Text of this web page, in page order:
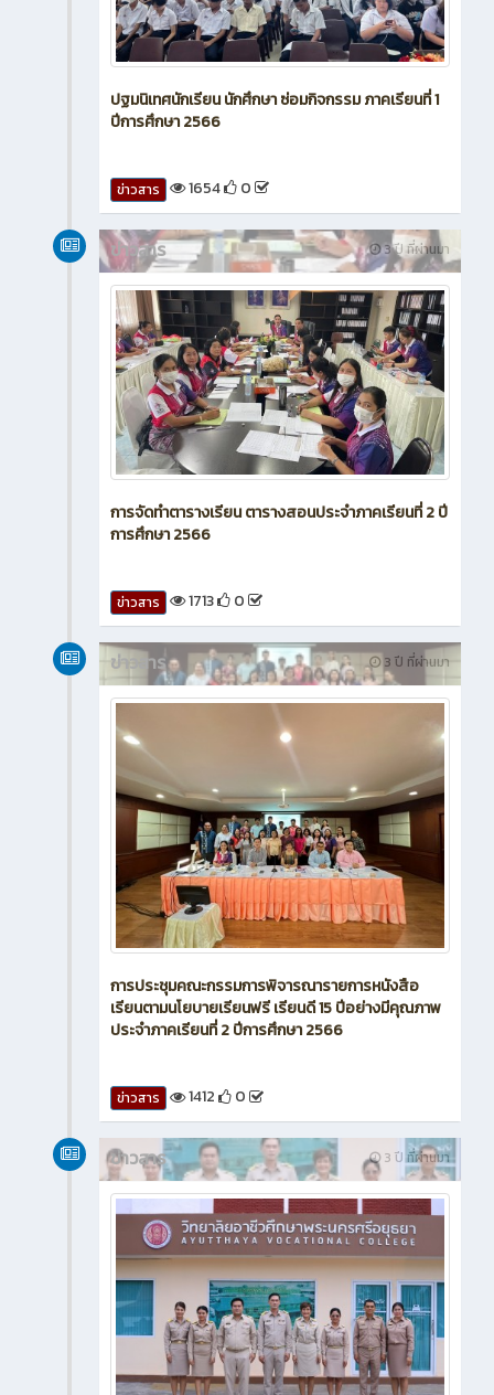
ปฐมนิเทศนักเรียน นักศึกษา ซ่อมกิจกรรม ภาคเรียนที่ 1
ปีการศึกษา 2566
ข่าวสาร 1654 0
3 ปี ที่ผ่านมา
ข่าวสาร
การจัดทำตารางเรียน ตารางสอนประจำภาคเรียนที่ 2 ปี
การศึกษา 2566
ข่าวสาร 1713 0
3 ปี ที่ผ่านมา
ข่าวสาร
การประชุมคณะกรรมการพิจารณารายการหนังสือ
เรียนตามนโยบายเรียนฟรี เรียนดี 15 ปีอย่างมีคุณภาพ
ประจำภาคเรียนที่ 2 ปีการศึกษา 2566
ข่าวสาร 1412 0
3 ปี ที่ผ่านมา
ข่าวสาร